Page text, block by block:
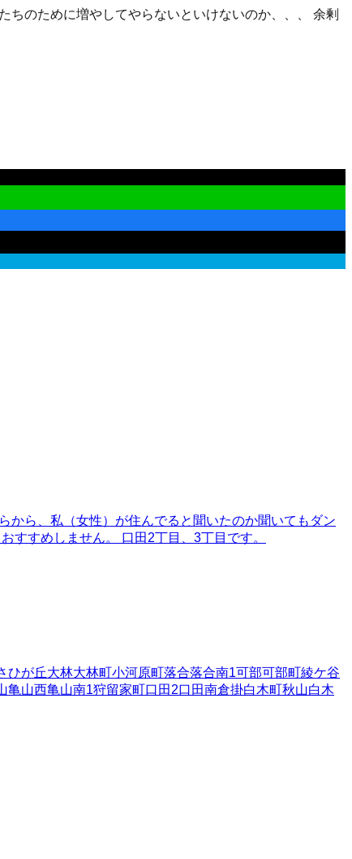
のために増やしてやらないといけないのか、、、 余剰
から、私（女性）が住んでると聞いたのか聞いてもダン
すすめしません。 口田2丁目、3丁目です。
ひが丘大林大林町小河原町落合落合南1可部可部町綾ケ谷
亀山西亀山南1狩留家町口田2口田南倉掛白木町秋山白木